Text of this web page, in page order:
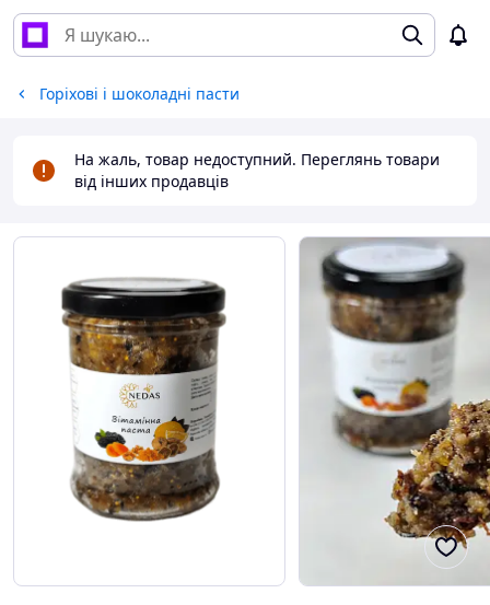
Горіхові і шоколадні пасти
На жаль, товар недоступний. Переглянь товари
від інших продавців